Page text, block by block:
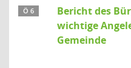
Ö 6
Bericht des
wichtige
Gemeinde